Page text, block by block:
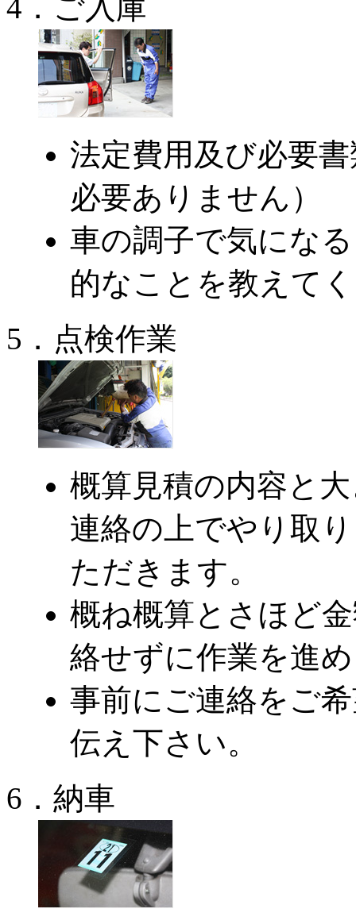
4．ご入庫
法定費用及び必要
必要ありません）
車の調子で気にな
的なことを教えて
5．点検作業
概算見積の内容と
連絡の上でやり取
ただきます。
概ね概算とさほど
絡せずに作業を進
事前にご連絡をご
伝え下さい。
6．納車